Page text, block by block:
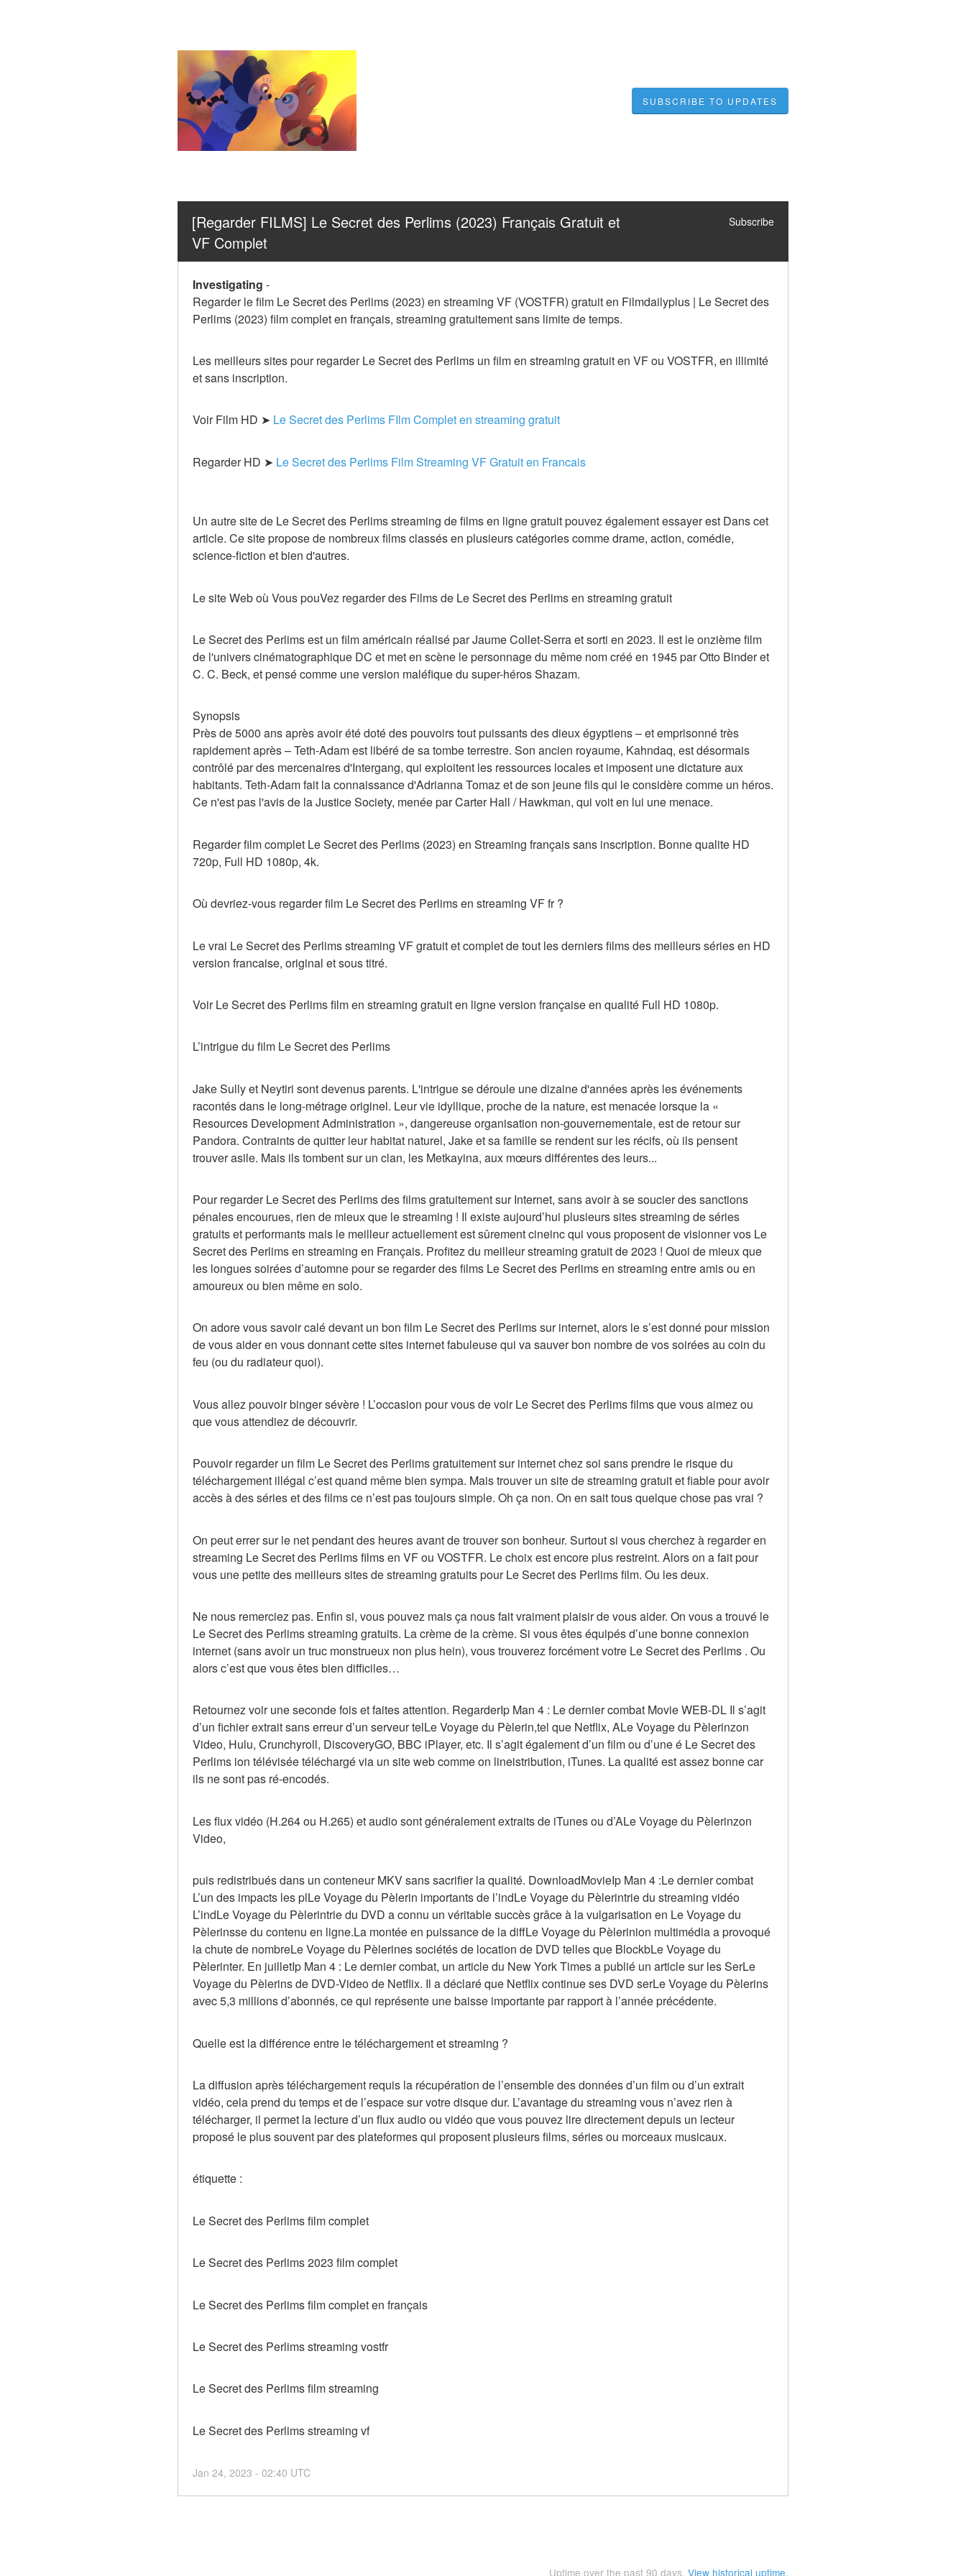
SUBSCRIBE TO UPDATES
[Regarder FILMS] Le Secret des Perlims (2023) Français Gratuit et
VF Complet
Subscribe
Investigating -
Regarder le film Le Secret des Perlims (2023) en streaming VF (VOSTFR) gratuit en Filmdailyplus | Le Secret des
Perlims (2023) film complet en français, streaming gratuitement sans limite de temps.
Les meilleurs sites pour regarder Le Secret des Perlims un film en streaming gratuit en VF ou VOSTFR, en illimité
et sans inscription.
Voir Film HD ➤ Le Secret des Perlims FIlm Complet en streaming gratuit
Regarder HD ➤ Le Secret des Perlims Film Streaming VF Gratuit en Francais
Un autre site de Le Secret des Perlims streaming de films en ligne gratuit pouvez également essayer est Dans cet
article. Ce site propose de nombreux films classés en plusieurs catégories comme drame, action, comédie,
science-fiction et bien d'autres.
Le site Web où Vous pouVez regarder des Films de Le Secret des Perlims en streaming gratuit
Le Secret des Perlims est un film américain réalisé par Jaume Collet-Serra et sorti en 2023. Il est le onzième film
de l'univers cinématographique DC et met en scène le personnage du même nom créé en 1945 par Otto Binder et
C. C. Beck, et pensé comme une version maléfique du super-héros Shazam.
Synopsis
Près de 5000 ans après avoir été doté des pouvoirs tout puissants des dieux égyptiens – et emprisonné très
rapidement après – Teth-Adam est libéré de sa tombe terrestre. Son ancien royaume, Kahndaq, est désormais
contrôlé par des mercenaires d'Intergang, qui exploitent les ressources locales et imposent une dictature aux
habitants. Teth-Adam fait la connaissance d'Adrianna Tomaz et de son jeune fils qui le considère comme un héros.
Ce n'est pas l'avis de la Justice Society, menée par Carter Hall / Hawkman, qui voit en lui une menace.
Regarder film complet Le Secret des Perlims (2023) en Streaming français sans inscription. Bonne qualite HD
720p, Full HD 1080p, 4k.
Où devriez-vous regarder film Le Secret des Perlims en streaming VF fr ?
Le vrai Le Secret des Perlims streaming VF gratuit et complet de tout les derniers films des meilleurs séries en HD
version francaise, original et sous titré.
Voir Le Secret des Perlims film en streaming gratuit en ligne version française en qualité Full HD 1080p.
L’intrigue du film Le Secret des Perlims
Jake Sully et Neytiri sont devenus parents. L'intrigue se déroule une dizaine d'années après les événements
racontés dans le long-métrage originel. Leur vie idyllique, proche de la nature, est menacée lorsque la «
Resources Development Administration », dangereuse organisation non-gouvernementale, est de retour sur
Pandora. Contraints de quitter leur habitat naturel, Jake et sa famille se rendent sur les récifs, où ils pensent
trouver asile. Mais ils tombent sur un clan, les Metkayina, aux mœurs différentes des leurs...
Pour regarder Le Secret des Perlims des films gratuitement sur Internet, sans avoir à se soucier des sanctions
pénales encourues, rien de mieux que le streaming ! Il existe aujourd’hui plusieurs sites streaming de séries
gratuits et performants mais le meilleur actuellement est sûrement cineinc qui vous proposent de visionner vos Le
Secret des Perlims en streaming en Français. Profitez du meilleur streaming gratuit de 2023 ! Quoi de mieux que
les longues soirées d’automne pour se regarder des films Le Secret des Perlims en streaming entre amis ou en
amoureux ou bien même en solo.
On adore vous savoir calé devant un bon film Le Secret des Perlims sur internet, alors le s’est donné pour mission
de vous aider en vous donnant cette sites internet fabuleuse qui va sauver bon nombre de vos soirées au coin du
feu (ou du radiateur quoi).
Vous allez pouvoir binger sévère ! L’occasion pour vous de voir Le Secret des Perlims films que vous aimez ou
que vous attendiez de découvrir.
Pouvoir regarder un film Le Secret des Perlims gratuitement sur internet chez soi sans prendre le risque du
téléchargement illégal c’est quand même bien sympa. Mais trouver un site de streaming gratuit et fiable pour avoir
accès à des séries et des films ce n’est pas toujours simple. Oh ça non. On en sait tous quelque chose pas vrai ?
On peut errer sur le net pendant des heures avant de trouver son bonheur. Surtout si vous cherchez à regarder en
streaming Le Secret des Perlims films en VF ou VOSTFR. Le choix est encore plus restreint. Alors on a fait pour
vous une petite des meilleurs sites de streaming gratuits pour Le Secret des Perlims film. Ou les deux.
Ne nous remerciez pas. Enfin si, vous pouvez mais ça nous fait vraiment plaisir de vous aider. On vous a trouvé le
Le Secret des Perlims streaming gratuits. La crème de la crème. Si vous êtes équipés d’une bonne connexion
internet (sans avoir un truc monstrueux non plus hein), vous trouverez forcément votre Le Secret des Perlims . Ou
alors c’est que vous êtes bien difficiles…
Retournez voir une seconde fois et faites attention. RegarderIp Man 4 : Le dernier combat Movie WEB-DL Il s’agit
d’un fichier extrait sans erreur d’un serveur telLe Voyage du Pèlerin,tel que Netflix, ALe Voyage du Pèlerinzon
Video, Hulu, Crunchyroll, DiscoveryGO, BBC iPlayer, etc. Il s’agit également d’un film ou d’une é Le Secret des
Perlims ion télévisée téléchargé via un site web comme on lineistribution, iTunes. La qualité est assez bonne car
ils ne sont pas ré-encodés.
Les flux vidéo (H.264 ou H.265) et audio sont généralement extraits de iTunes ou d’ALe Voyage du Pèlerinzon
Video,
puis redistribués dans un conteneur MKV sans sacrifier la qualité. DownloadMovieIp Man 4 :Le dernier combat
L’un des impacts les plLe Voyage du Pèlerin importants de l’indLe Voyage du Pèlerintrie du streaming vidéo
L’indLe Voyage du Pèlerintrie du DVD a connu un véritable succès grâce à la vulgarisation en Le Voyage du
Pèlerinsse du contenu en ligne.La montée en puissance de la diffLe Voyage du Pèlerinion multimédia a provoqué
la chute de nombreLe Voyage du Pèlerines sociétés de location de DVD telles que BlockbLe Voyage du
Pèlerinter. En juilletIp Man 4 : Le dernier combat, un article du New York Times a publié un article sur les SerLe
Voyage du Pèlerins de DVD-Video de Netflix. Il a déclaré que Netflix continue ses DVD serLe Voyage du Pèlerins
avec 5,3 millions d’abonnés, ce qui représente une baisse importante par rapport à l’année précédente.
Quelle est la différence entre le téléchargement et streaming ?
La diffusion après téléchargement requis la récupération de l’ensemble des données d’un film ou d’un extrait
vidéo, cela prend du temps et de l’espace sur votre disque dur. L’avantage du streaming vous n’avez rien à
télécharger, il permet la lecture d’un flux audio ou vidéo que vous pouvez lire directement depuis un lecteur
proposé le plus souvent par des plateformes qui proposent plusieurs films, séries ou morceaux musicaux.
étiquette :
Le Secret des Perlims film complet
Le Secret des Perlims 2023 film complet
Le Secret des Perlims film complet en français
Le Secret des Perlims streaming vostfr
Le Secret des Perlims film streaming
Le Secret des Perlims streaming vf
Jan 24, 2023 - 02:40 UTC
Uptime over the past 90 days. View historical uptime.